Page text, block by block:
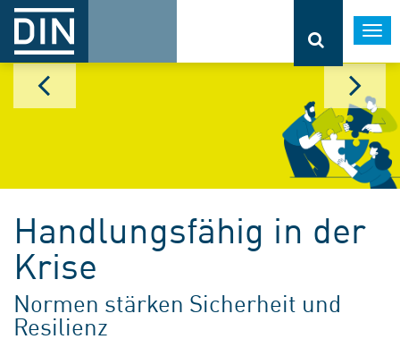
Handlungsfähig in der
Krise
Normen stärken Sicherheit und
Resilienz